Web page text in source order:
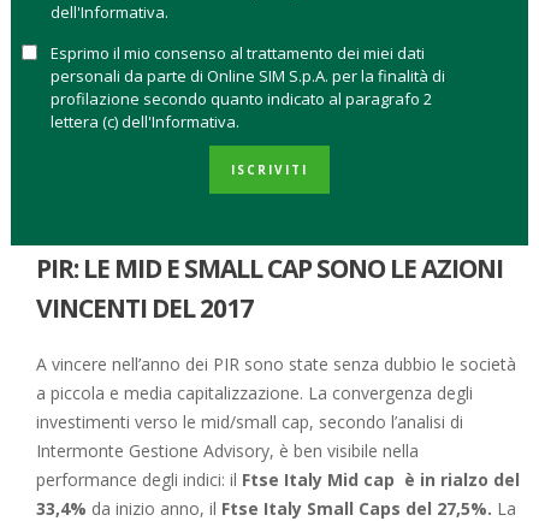
sono le società di gestione italiane ad avere vinto la
partita dei PIR
capaci di catalizzare i flussi maggiori, anche se dato che molti
dei fondi PIR italiani sono nati nel corso dell’anno, una
classifica più veritiera su chi ha vinto la corsa all’investimento
PIR: LE MID E SMALL CAP SONO LE AZIONI
VINCENTI DEL 2017
A vincere nell’anno dei PIR sono state senza dubbio le società
a piccola e media capitalizzazione. La convergenza degli
investimenti verso le mid/small cap, secondo l’analisi di
Intermonte Gestione Advisory, è ben visibile nella
performance degli indici: il Ftse Italy Mid cap è in rialzo del
33,4% da inizio anno, il Ftse Italy Small Caps del 27,5%. La
dell'Informativa.
Esprimo il mio consenso al trattamento dei miei dati
personali da parte di Online SIM S.p.A. per la finalità di
profilazione secondo quanto indicato al paragrafo 2
lettera (c) dell'Informativa.
ISCRIVITI